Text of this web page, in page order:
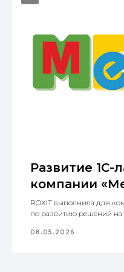
Развитие 1С-
компании
ROXIT выполнила для
по развитию решений на
08.05.2026
Мы — опора
в архитектуре
трансформации